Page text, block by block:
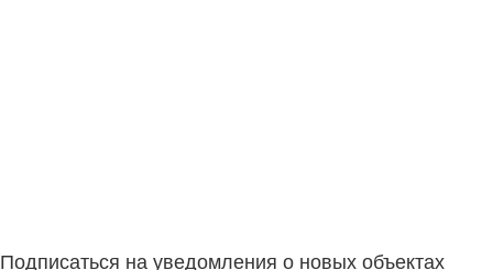
Подписаться на уведомления о новых объектах